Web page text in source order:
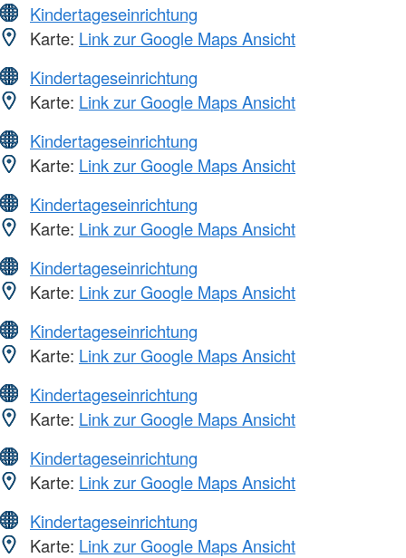
Kindertageseinrichtung
Karte: Link zur Google Maps Ansicht
Kindertageseinrichtung
Karte: Link zur Google Maps Ansicht
Kindertageseinrichtung
Karte: Link zur Google Maps Ansicht
Kindertageseinrichtung
Karte: Link zur Google Maps Ansicht
Kindertageseinrichtung
Karte: Link zur Google Maps Ansicht
Kindertageseinrichtung
Karte: Link zur Google Maps Ansicht
Kindertageseinrichtung
Karte: Link zur Google Maps Ansicht
Kindertageseinrichtung
Karte: Link zur Google Maps Ansicht
Kindertageseinrichtung
Karte: Link zur Google Maps Ansicht